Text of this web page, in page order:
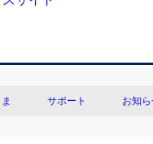
サポート お知